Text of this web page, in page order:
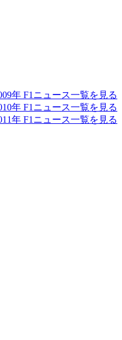
年 F1ニュース一覧を見る
年 F1ニュース一覧を見る
年 F1ニュース一覧を見る